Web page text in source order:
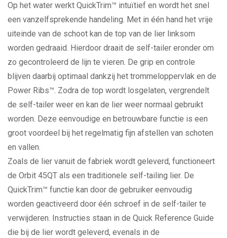
Op het water werkt QuickTrim™ intuïtief en wordt het snel
een vanzelfsprekende handeling. Met in één hand het vrije
uiteinde van de schoot kan de top van de lier linksom
worden gedraaid. Hierdoor draait de self-tailer eronder om
zo gecontroleerd de lijn te vieren. De grip en controle
blijven daarbij optimaal dankzij het trommeloppervlak en de
Power Ribs™. Zodra de top wordt losgelaten, vergrendelt
de self-tailer weer en kan de lier weer normaal gebruikt
worden. Deze eenvoudige en betrouwbare functie is een
groot voordeel bij het regelmatig fijn afstellen van schoten
en vallen.
Zoals de lier vanuit de fabriek wordt geleverd, functioneert
de Orbit 45QT als een traditionele self-tailing lier. De
QuickTrim™ functie kan door de gebruiker eenvoudig
worden geactiveerd door één schroef in de self-tailer te
verwijderen. Instructies staan in de Quick Reference Guide
die bij de lier wordt geleverd, evenals in de